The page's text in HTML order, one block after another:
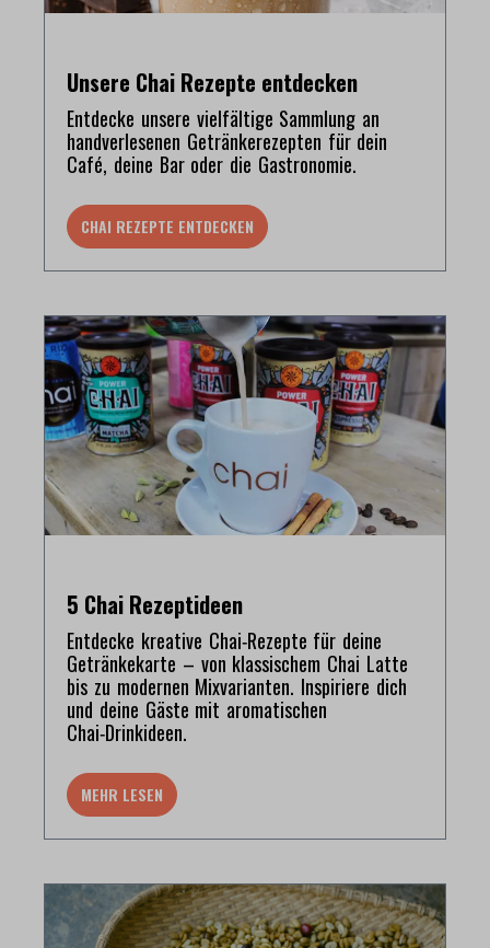
Unsere Chai Rezepte entdecken
Entdecke unsere vielfältige Sammlung an
handverlesenen Getränkerezepten für dein
Café, deine Bar oder die Gastronomie.
CHAI REZEPTE ENTDECKEN
5 Chai Rezeptideen
Entdecke kreative Chai‑Rezepte für deine
Getränkekarte – von klassischem Chai Latte
bis zu modernen Mixvarianten. Inspiriere dich
und deine Gäste mit aromatischen
Chai‑Drinkideen.
MEHR LESEN